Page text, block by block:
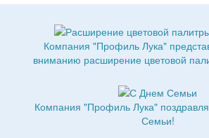
Компания "Профиль Лука"
вниманию расширение цветовой
Компания "Профиль Лука"
Семьи!